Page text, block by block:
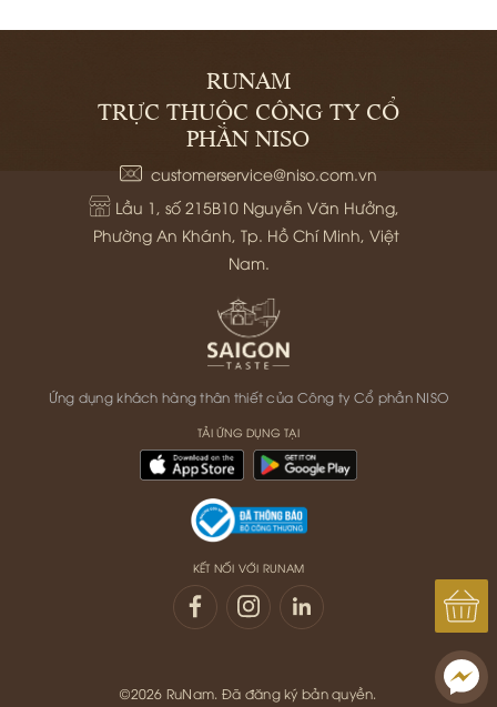
RUNAM
TRỰC THUỘC CÔNG TY CỔ
PHẦN NISO
customerservice@niso.com.vn
Lầu 1, số 215B10 Nguyễn Văn Hưởng,
Phường An Khánh, Tp. Hồ Chí Minh, Việt
Nam.
Ứng dụng khách hàng thân thiết của Công ty Cổ phần NISO
TẢI ỨNG DỤNG TẠI
KẾT NỐI VỚI RUNAM
©2026 RuNam. Đã đăng ký bản quyền.